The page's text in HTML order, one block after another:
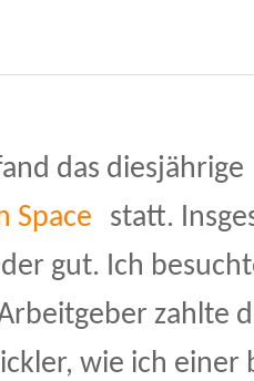
das diesjährige
Space
statt.
gut. Ich
zahlte
wie ich einer